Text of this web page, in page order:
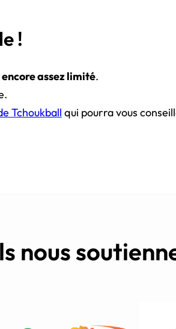
!
assez limité.
Tchoukball qui pourra vous
nous